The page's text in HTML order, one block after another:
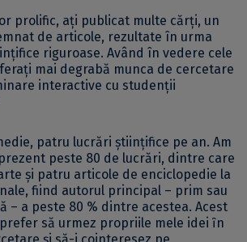
prolific, ați publicat multe cărți, un
de articole, rezultate în urma
riguroase. Având în vedere cele
mai degrabă munca de cercetare
interactive cu studenții
patru lucrări ştiinţifice pe an. Am
peste 80 de lucrări, dintre care
şi patru articole de enciclopedie la
fiind autorul principal – prim sau
– a peste 80 % dintre acestea. Acest
să urmez propriile mele idei ȋn